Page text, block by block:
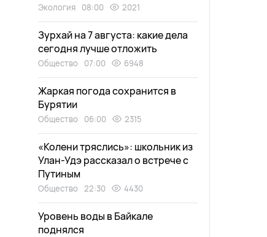
Экология 08:00 2021
Зурхай на 7 августа: какие дела
сегодня лучше отложить
Общество 07:00 6948
Жаркая погода сохранится в
Бурятии
Общество 06:00 2315
«Колени тряслись»: школьник из
Улан-Удэ рассказал о встрече с
Путиным
Общество 22:30 4430
Уровень воды в Байкале
поднялся